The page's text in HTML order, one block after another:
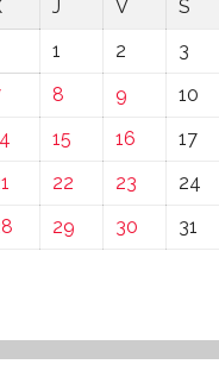
J V S
1
2 3
8 9 10
15 16 17
22 23 24
29 30 31